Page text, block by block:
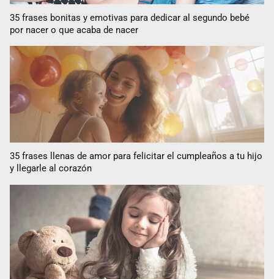
35 frases bonitas y emotivas para dedicar al segundo bebé
por nacer o que acaba de nacer
35 frases llenas de amor para felicitar el cumpleaños a tu hijo
y llegarle al corazón